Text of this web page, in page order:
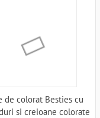
de colorat Besties cu
si creioane colorate